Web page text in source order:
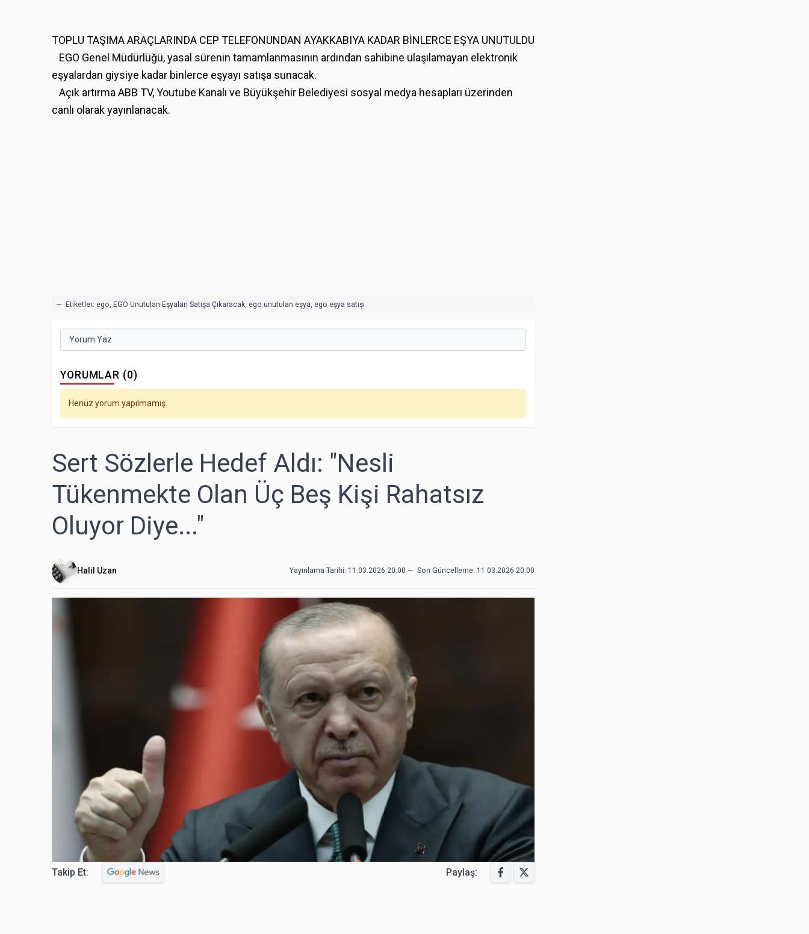
TOPLU TAŞIMA ARAÇLARINDA CEP TELEFONUNDAN AYAKKABIYA KADAR BİNLERCE EŞYA UNUTULDU
EGO Genel Müdürlüğü, yasal sürenin tamamlanmasının ardından sahibine ulaşılamayan elektronik
eşyalardan giysiye kadar binlerce eşyayı satışa sunacak.
Açık artırma ABB TV, Youtube Kanalı ve Büyükşehir Belediyesi sosyal medya hesapları üzerinden
canlı olarak yayınlanacak.
— Etiketler: ego EGO Unutulan Eşyaları Satışa Çıkaracak ego unutulan eşya ego eşya satışı
Yorum Yaz
YORUMLAR (0)
Henüz yorum yapılmamış.
Sert Sözlerle Hedef Aldı: "Nesli
Tükenmekte Olan Üç Beş Kişi Rahatsız
Oluyor Diye..."
Halil Uzan Yayınlama Tarihi: 11.03.2026 20:00 — Son Güncelleme: 11.03.2026 20:00
Takip Et: Paylaş: